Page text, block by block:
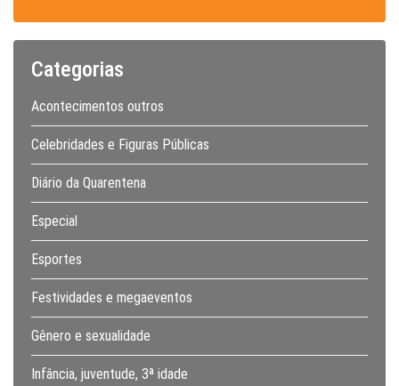
Categorias
Acontecimentos outros
Celebridades e Figuras Públicas
Diário da Quarentena
Especial
Esportes
Festividades e megaeventos
Gênero e sexualidade
Infância, juventude, 3ª idade